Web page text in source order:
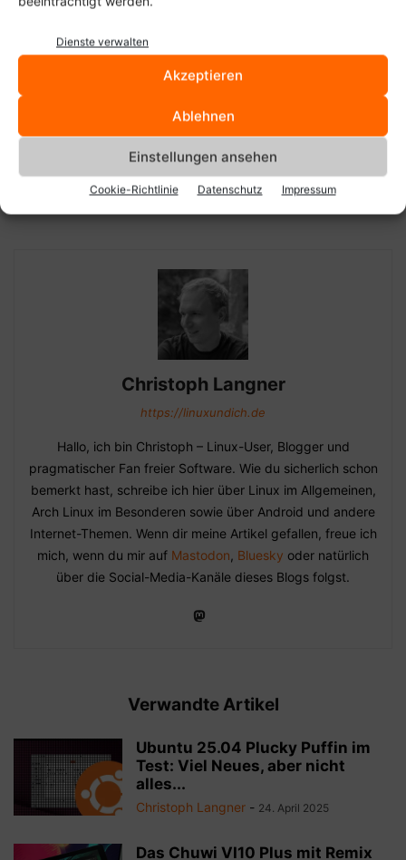
Dienste verwalten
Akzeptieren
Ablehnen
Einstellungen ansehen
Cookie-Richtlinie Datenschutz Impressum
SCHLAGWORTE
Vorheriger Artikel
Alternative zu Desktop-
Nächster Artikel
Der Tux zum Sonntag (XIV)
Christoph Langner
https://linuxundich.de
Hallo, ich bin Christoph – Linux-User, Blogger und
pragmatischer Fan freier Software. Wie du sicherlich schon
bemerkt hast, schreibe ich hier über Linux im Allgemeinen,
Arch Linux im Besonderen sowie über Android und andere
Internet-Themen. Wenn dir meine Artikel gefallen, freue ich
mich, wenn du mir auf Mastodon Bluesky oder natürlich
über die Social-Media-Kanäle dieses Blogs folgst.
Verwandte Artikel
Ubuntu 25.04 Plucky Puffin im
Test: Viel Neues, aber nicht
alles...
Christoph Langner - 24. April 2025
Das Chuwi VI10 Plus mit Remix